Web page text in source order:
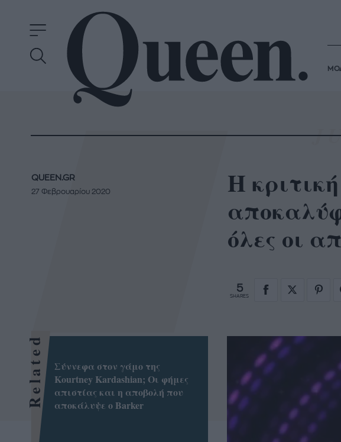
Η
όλες οι
5
SHARES
QUEEN.GR
27 Φεβρουαρίου 2020
Related
Σύννεφα στον γάμο της
Kourtney Kardashian; Οι φήμες
απιστίας και η αποβολή που
αποκάλυψε ο Barker